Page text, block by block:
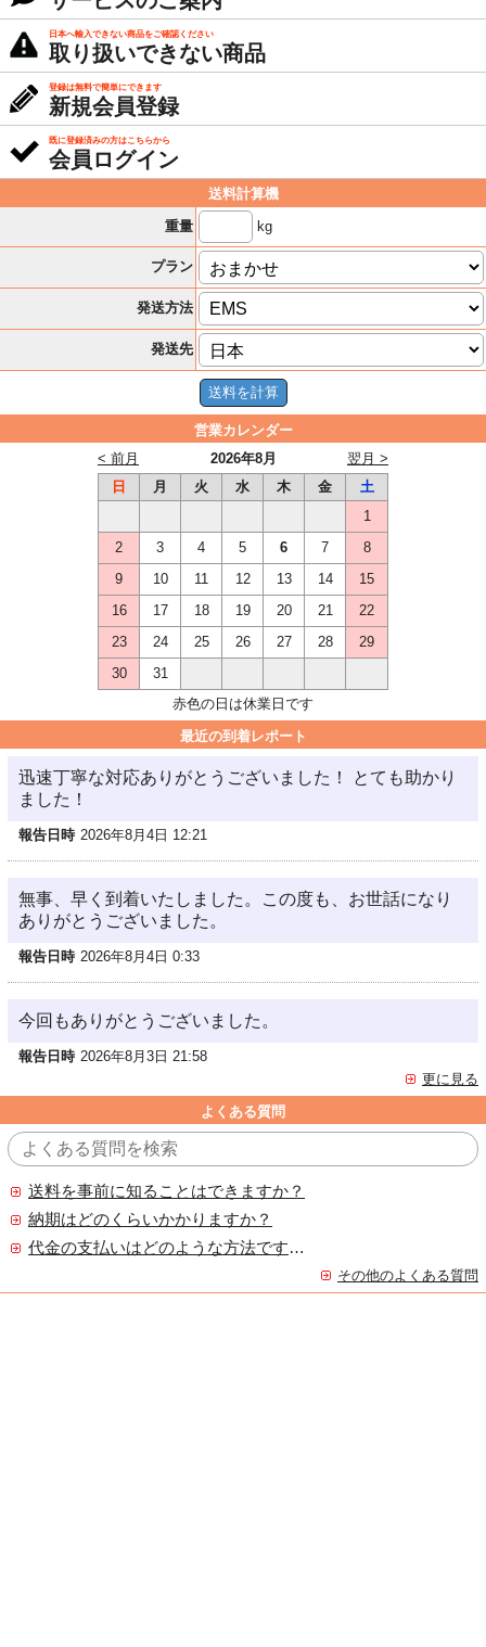
日本へ輸入できない商品をご確認ください
取り扱いできない商品
登録は無料で簡単にできます
新規会員登録
既に登録済みの方はこちらから
会員ログイン
送料計算機
重量
kg
プラン
発送方法
発送先
営業カレンダー
2026年8月
< 前月
翌月 >
日
月 火 水 木 金
土
1
2
3 4 5 6 7
8
9
10 11 12 13 14
15
16
17 18 19 20 21
22
23
24 25 26 27 28
29
30
31
赤色の日は休業日です
最近の到着レポート
迅速丁寧な対応ありがとうございました！ とても助かり
ました！
報告日時 2026年8月4日 12:21
無事、早く到着いたしました。この度も、お世話になり
ありがとうございました。
報告日時 2026年8月4日 0:33
今回もありがとうございました。
報告日時 2026年8月3日 21:58
更に見る
よくある質問
送料を事前に知ることはできますか？
納期はどのくらいかかりますか？
代金の支払いはどのような方法ですか？
その他のよくある質問